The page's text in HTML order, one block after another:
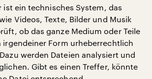
ist ein technisches System, das
Videos, Texte, Bilder und Musik
ob das ganze Medium oder Teile
irgendeiner Form urheberrechtlich
werden Dateien analysiert und
Gibt es einen Treffer, könnte